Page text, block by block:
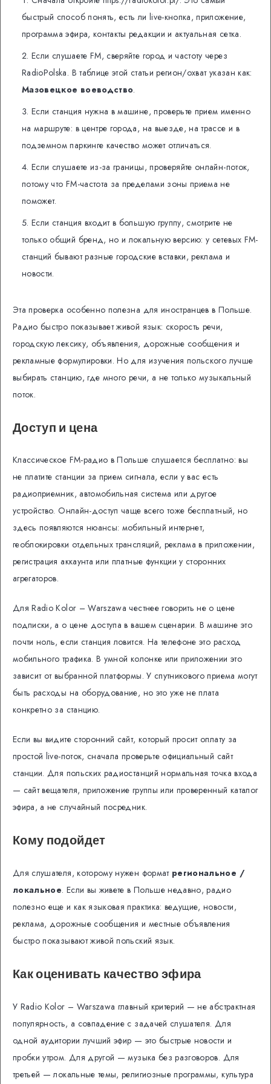
быстрый способ понять, есть ли live-кнопка, приложение,
программа эфира, контакты редакции и актуальная сетка.
Если слушаете FM, сверяйте город и частоту через
RadioPolska. В таблице этой статьи регион/охват указан как:
Мазовецкое воеводство.
Если станция нужна в машине, проверьте прием именно
на маршруте: в центре города, на выезде, на трассе и в
подземном паркинге качество может отличаться.
Если слушаете из-за границы, проверяйте онлайн-поток,
потому что FM-частота за пределами зоны приема не
поможет.
Если станция входит в большую группу, смотрите не
только общий бренд, но и локальную версию: у сетевых FM-
станций бывают разные городские вставки, реклама и
новости.
Эта проверка особенно полезна для иностранцев в Польше.
Радио быстро показывает живой язык: скорость речи,
городскую лексику, объявления, дорожные сообщения и
рекламные формулировки. Но для изучения польского лучше
выбирать станцию, где много речи, а не только музыкальный
поток.
Доступ и цена
Классическое FM-радио в Польше слушается бесплатно: вы
не платите станции за прием сигнала, если у вас есть
радиоприемник, автомобильная система или другое
устройство. Онлайн-доступ чаще всего тоже бесплатный, но
здесь появляются нюансы: мобильный интернет,
геоблокировки отдельных трансляций, реклама в приложении,
регистрация аккаунта или платные функции у сторонних
агрегаторов.
Для Radio Kolor – Warszawa честнее говорить не о цене
подписки, а о цене доступа в вашем сценарии. В машине это
почти ноль, если станция ловится. На телефоне это расход
мобильного трафика. В умной колонке или приложении это
зависит от выбранной платформы. У спутникового приема могут
быть расходы на оборудование, но это уже не плата
конкретно за станцию.
Если вы видите сторонний сайт, который просит оплату за
простой live-поток, сначала проверьте официальный сайт
станции. Для польских радиостанций нормальная точка входа
— сайт вещателя, приложение группы или проверенный каталог
эфира, а не случайный посредник.
Кому подойдет
Для слушателя, которому нужен формат региональное /
локальное. Если вы живете в Польше недавно, радио
полезно еще и как языковая практика: ведущие, новости,
реклама, дорожные сообщения и местные объявления
быстро показывают живой польский язык.
Как оценивать качество эфира
У Radio Kolor – Warszawa главный критерий — не абстрактная
популярность, а совпадение с задачей слушателя. Для
одной аудитории лучший эфир — это быстрые новости и
пробки утром. Для другой — музыка без разговоров. Для
третьей — локальные темы, религиозные программы, культура